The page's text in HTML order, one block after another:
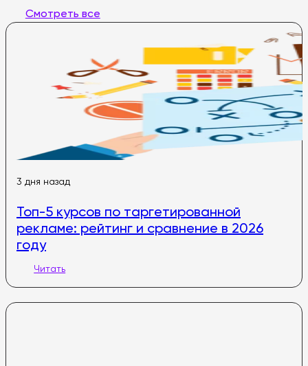
Смотреть все
3 дня назад
Топ-5 курсов по таргетированной
рекламе: рейтинг и сравнение в 2026
году
Читать